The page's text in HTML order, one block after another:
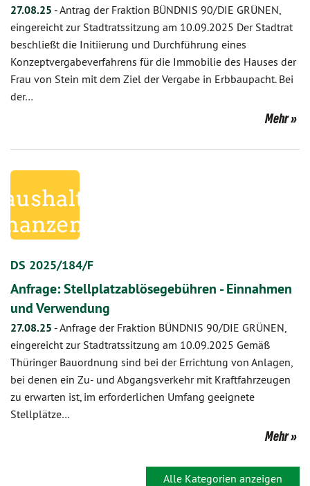
27.08.25 -Antrag der Fraktion BÜNDNIS 90/DIE GRÜNEN,
eingereicht zur Stadtratssitzung am 10.09.2025 Der Stadtrat
beschließt die Initiierung und Durchführung eines
Konzeptvergabeverfahrens für die Immobilie des Hauses der
Frau von Stein mit dem Ziel der Vergabe in Erbbaupacht. Bei
der…
Mehr
DS 2025/184/F
Anfrage: Stellplatzablösegebühren - Einnahmen
und Verwendung
27.08.25 -Anfrage der Fraktion BÜNDNIS 90/DIE GRÜNEN,
eingereicht zur Stadtratssitzung am 10.09.2025 Gemäß
Thüringer Bauordnung sind bei der Errichtung von Anlagen,
bei denen ein Zu- und Abgangsverkehr mit Kraftfahrzeugen
zu erwarten ist, im erforderlichen Umfang geeignete
Stellplätze…
Mehr
Alle Kategorien anzeigen